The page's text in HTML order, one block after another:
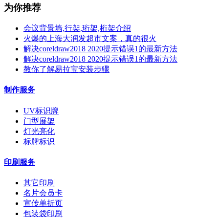
为你推荐
会议背景墙,行架,珩架,桁架介绍
火爆的上海大润发超市文案，真的很火
解决coreldraw2018 2020提示错误1的最新方法
解决coreldraw2018 2020提示错误1的最新方法
教你了解易拉宝安装步骤
制作服务
UV标识牌
门型展架
灯光亮化
标牌标识
印刷服务
其它印刷
名片会员卡
宣传单折页
包装袋印刷